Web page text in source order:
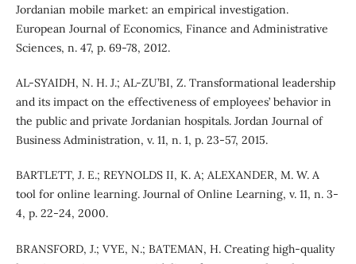
Jordanian mobile market: an empirical investigation.
European Journal of Economics, Finance and Administrative
Sciences, n. 47, p. 69-78, 2012.
AL-SYAIDH, N. H. J.; AL-ZU’BI, Z. Transformational leadership
and its impact on the effectiveness of employees’ behavior in
the public and private Jordanian hospitals. Jordan Journal of
Business Administration, v. 11, n. 1, p. 23-57, 2015.
BARTLETT, J. E.; REYNOLDS II, K. A; ALEXANDER, M. W. A
tool for online learning. Journal of Online Learning, v. 11, n. 3-
4, p. 22-24, 2000.
BRANSFORD, J.; VYE, N.; BATEMAN, H. Creating high-quality